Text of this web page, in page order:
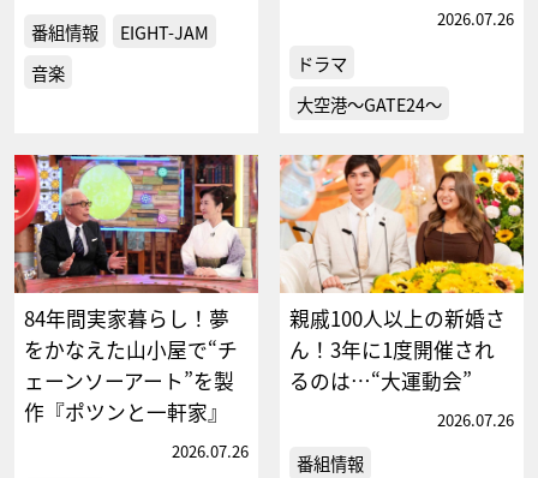
番組情報
EIGHT-JAM
音楽
2026.07.26
ドラマ
大空港～GATE24～
84年間実家暮らし！夢
をかなえた山小屋で“チ
ェーンソーアート”を製
作『ポツンと一軒家』
2026.07.26
親戚100人以上の新婚さ
ん！3年に1度開催され
るのは…“大運動会”
2026.07.26
番組情報